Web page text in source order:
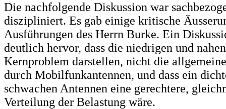
Die nachfolgende Diskussion war
diszipliniert. Es gab einige kritische
Ausführungen des Herrn Burke. Ein
deutlich hervor, dass die niedrigen und
Kernproblem darstellen, nicht die
durch Mobilfunkantennen, und dass ein
schwachen Antennen eine gerechtere,
Verteilung der Belastung wäre.